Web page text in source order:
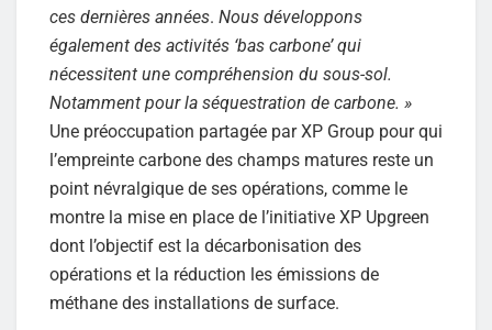
ces dernières années. Nous développons
également des activités ‘bas carbone’ qui
nécessitent une compréhension du sous-sol.
Notamment pour la séquestration de carbone. »
Une préoccupation partagée par XP Group pour qui
l’empreinte carbone des champs matures reste un
point névralgique de ses opérations, comme le
montre la mise en place de l’initiative XP Upgreen
dont l’objectif est la décarbonisation des
opérations et la réduction les émissions de
méthane des installations de surface.